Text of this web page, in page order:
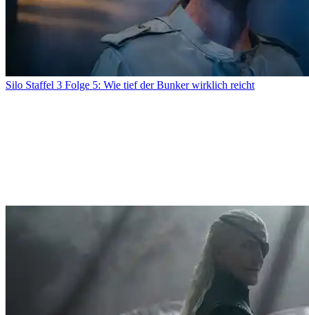
Silo Staffel 3 Folge 5: Wie tief der Bunker wirklich reicht